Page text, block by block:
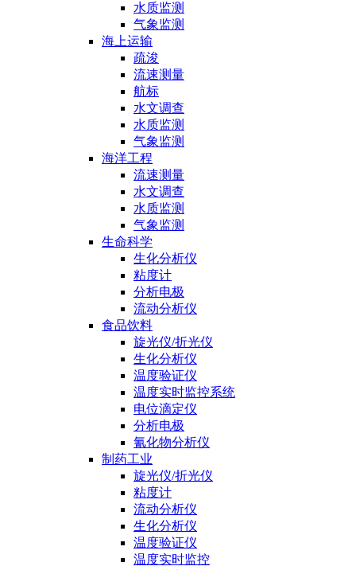
水质监测
气象监测
海上运输
疏浚
流速测量
航标
水文调查
水质监测
气象监测
海洋工程
流速测量
水文调查
水质监测
气象监测
生命科学
生化分析仪
粘度计
分析电极
流动分析仪
食品饮料
旋光仪/折光仪
生化分析仪
温度验证仪
温度实时监控系统
电位滴定仪
分析电极
氰化物分析仪
制药工业
旋光仪/折光仪
粘度计
流动分析仪
生化分析仪
温度验证仪
温度实时监控